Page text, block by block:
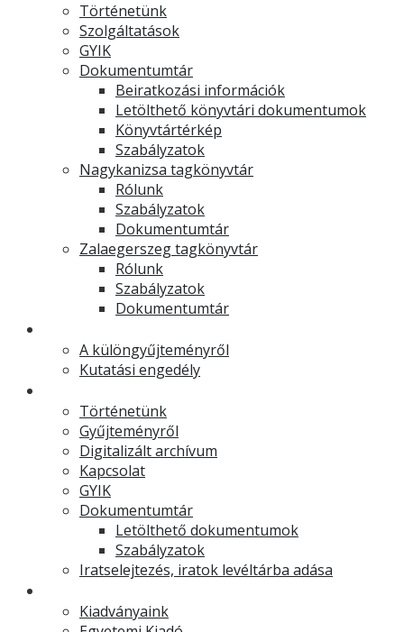
Történetünk
Szolgáltatások
GYIK
Dokumentumtár
Beiratkozási információk
Letölthető könyvtári dokumentumok
Könyvtártérkép
Szabályzatok
Nagykanizsa tagkönyvtár
Rólunk
Szabályzatok
Dokumentumtár
Zalaegerszeg tagkönyvtár
Rólunk
Szabályzatok
Dokumentumtár
A különgyűjteményről
Kutatási engedély
Történetünk
Gyűjteményről
Digitalizált archívum
Kapcsolat
GYIK
Dokumentumtár
Letölthető dokumentumok
Szabályzatok
Iratselejtezés, iratok levéltárba adása
Kiadványaink